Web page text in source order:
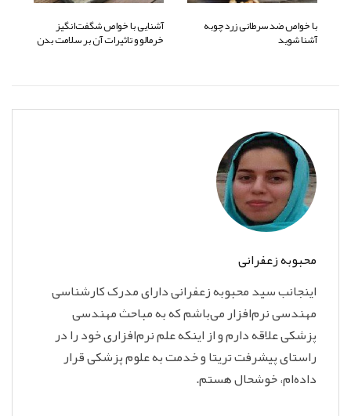
با خواص ضد سرطانی زردچوبه
آشنا شوید
آشنایی با خواص شگفت‌انگیز
خرمالو و تاثیرات آن بر سلامت بدن
محبوبه زعفرانی
اینجانب سید محبوبه زعفرانی دارای مدرک کارشناسی
مهندسی نرم‌افزار می‌باشم که به مباحث مهندسی
پزشکی علاقه دارم و از اینکه علم نرم‌افزاری خود را در
راستای پیشرفت تریتا و خدمت به علوم پزشکی قرار
داده‌ام، خوشحال هستم.